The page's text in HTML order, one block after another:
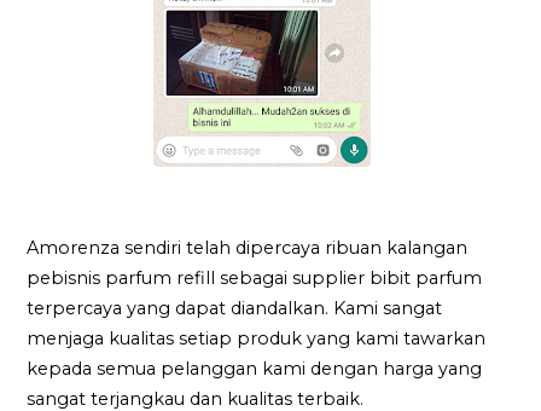
Amorenza sendiri telah dipercaya ribuan kalangan
pebisnis parfum refill sebagai supplier bibit parfum
terpercaya yang dapat diandalkan. Kami sangat
menjaga kualitas setiap produk yang kami tawarkan
kepada semua pelanggan kami dengan harga yang
sangat terjangkau dan kualitas terbaik.